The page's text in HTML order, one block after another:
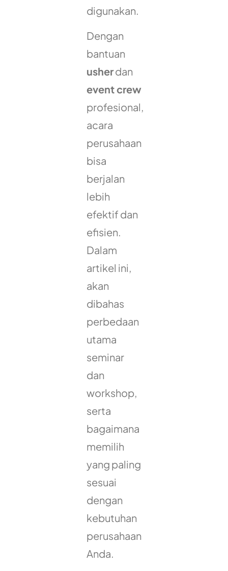
digunakan.
Dengan
bantuan
usherdan
event crew
profesional,
acara
perusahaan
bisa
berjalan
lebih
efektif dan
efisien.
Dalam
artikel ini,
akan
dibahas
perbedaan
utama
seminar
dan
workshop,
serta
bagaimana
memilih
yang paling
sesuai
dengan
kebutuhan
perusahaan
Anda.